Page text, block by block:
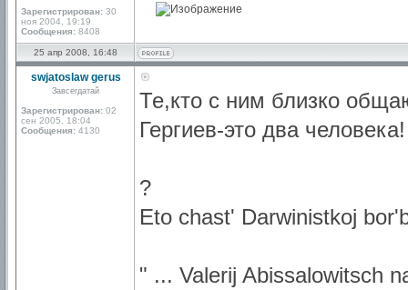
Зарегистрирован: 30
ноя 2004, 19:19
Сообщения: 8408
25 апр 2008, 16:48
swjatoslaw gerus
Завсегдатай
Зарегистрирован: 02
сен 2005, 18:04
Сообщения: 4130
Те,кто с ним близко
Гергиев-это два человека!
?
Eto chast' Darwinistkoj
" ... Valerij Abissalowitsch